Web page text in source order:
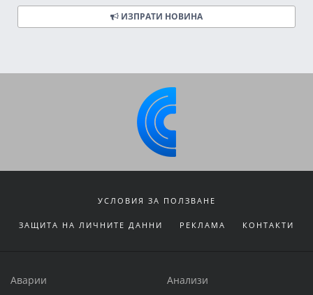
ИЗПРАТИ НОВИНА
УСЛОВИЯ ЗА ПОЛЗВАНЕ
ЗАЩИТА НА ЛИЧНИТЕ ДАННИ РЕКЛАМА КОНТАКТИ
Аварии
Анализи